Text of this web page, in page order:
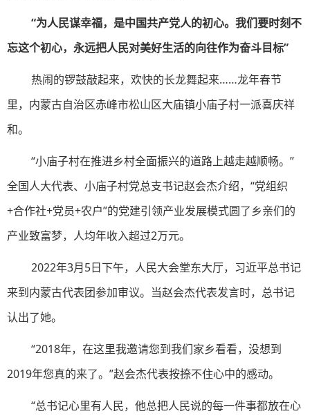
“为人民谋幸福，是中国共产党人的初心。我们要时刻不
忘这个初心，永远把人民对美好生活的向往作为奋斗目标”
热闹的锣鼓敲起来，欢快的长龙舞起来……龙年春节
里，内蒙古自治区赤峰市松山区大庙镇小庙子村一派喜庆祥
和。
“小庙子村在推进乡村全面振兴的道路上越走越顺畅。”
全国人大代表、小庙子村党总支书记赵会杰介绍，“党组织
+合作社+党员+农户”的党建引领产业发展模式圆了乡亲们的
产业致富梦，人均年收入超过2万元。
2022年3月5日下午，人民大会堂东大厅，习近平总书记
来到内蒙古代表团参加审议。当赵会杰代表发言时，总书记
认出了她。
“2018年，在这里我邀请您到我们家乡看看，没想到
2019年您真的来了。”赵会杰代表按捺不住心中的感动。
“总书记心里有人民，他总把人民说的每一件事都放在心